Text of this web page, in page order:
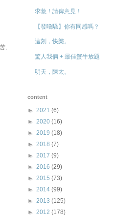
,
求救！請俾意見！
【發嚕騷】你有同感嗎？
這刻，快樂。
驚人我倆 + 最佳蟹牛放題
明天，陳太。
content
► 2021 (6)
► 2020 (16)
► 2019 (18)
► 2018 (7)
► 2017 (9)
► 2016 (29)
► 2015 (73)
► 2014 (99)
► 2013 (125)
► 2012 (178)